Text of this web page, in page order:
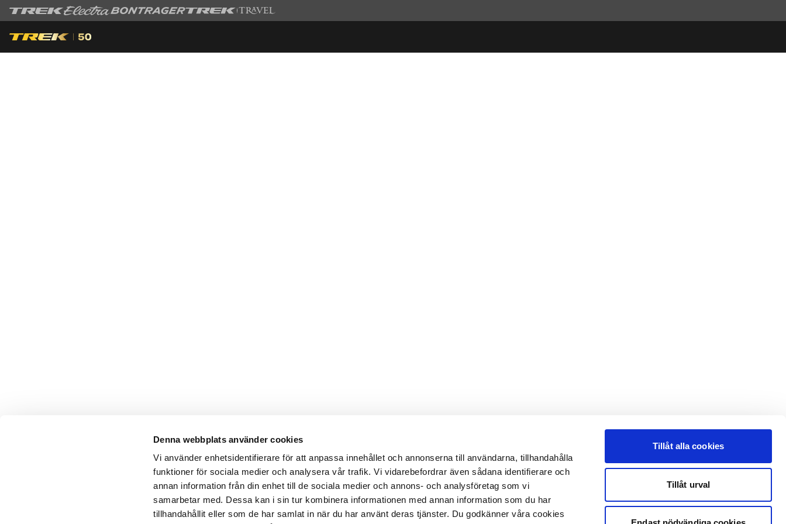
Denna webbplats använder cookies
Vi använder enhetsidentifierare för att anpassa innehållet och annonserna till användarna, tillhandahålla
funktioner för sociala medier och analysera vår trafik. Vi vidarebefordrar även sådana identifierare och
annan information från din enhet till de sociala medier och annons- och analysföretag som vi
samarbetar med. Dessa kan i sin tur kombinera informationen med annan information som du har
tillhandahållit eller som de har samlat in när du har använt deras tjänster. Du godkänner våra cookies
Tillåt alla cookies
Tillåt urval